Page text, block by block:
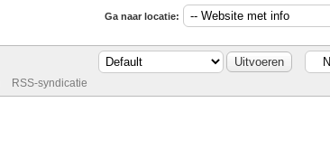
Ga naar locatie:
RSS-syndicatie